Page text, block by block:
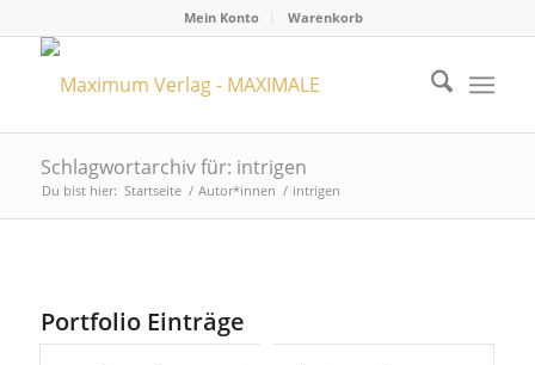
Mein Konto Warenkorb
Schlagwortarchiv für: intrigen
Du bist hier: Startseite / Autor*innen / intrigen
Portfolio Einträge